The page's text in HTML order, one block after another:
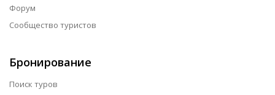
Форум
Сообщество туристов
Бронирование
Поиск туров